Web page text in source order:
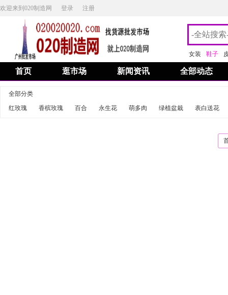
欢迎来到020制造网 登录 注册
女装 鞋子
首页 逛市场 新闻资讯 全部动态
全部分类
红玫瑰
香槟玫瑰 百合 永生花 萌多肉 绿植盆栽 表白送花